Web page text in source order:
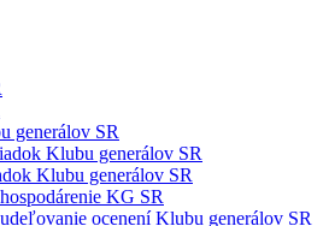
generálov SR
Klubu generálov SR
Klubu generálov SR
KG SR
ocenení Klubu generálov SR